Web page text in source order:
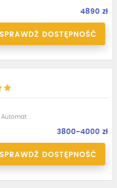
4890 zł
SPRAWDŹ DOSTĘPNOŚĆ
Automat
3800-4000 zł
SPRAWDŹ DOSTĘPNOŚĆ